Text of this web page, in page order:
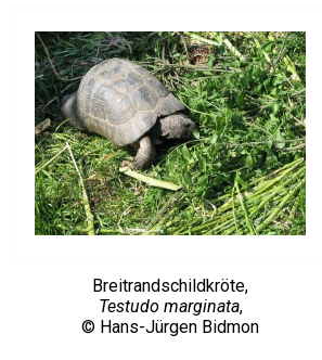
Breitrandschildkröte,
Testudo marginata,
© Hans-Jürgen Bidmon